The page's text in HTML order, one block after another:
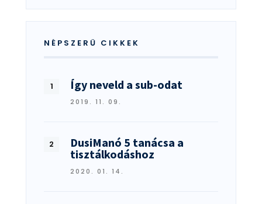
NÉPSZERŰ CIKKEK
Így neveld a sub-odat
2019. 11. 09.
DusiManó 5 tanácsa a
tisztálkodáshoz
2020. 01. 14.